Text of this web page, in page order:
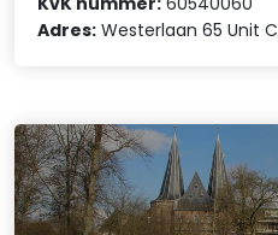
Adres: Westerlaan 65 Unit C